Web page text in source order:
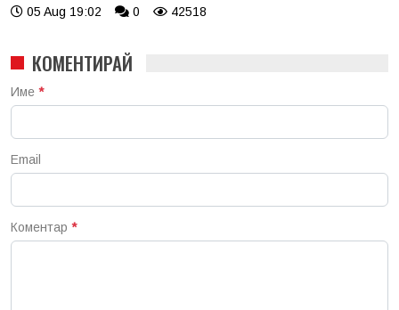
05 Aug 19:02 0 42518
КОМЕНТИРАЙ
Име *
Email
Коментар *